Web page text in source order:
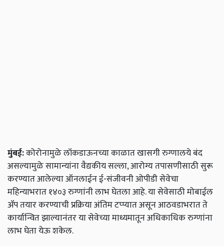
मुंबई:कोरोनामुळे लॉकडाऊनच्या काळात खासगी रुग्णालये बंद
असल्यामुळे सामान्यांना वैद्यकीय सल्ला, आरोग्य तपासणीसाठी सुरू
करण्यात आलेल्या ऑनलाईन ई-संजीवनी ओपीडी सेवेचा
महिन्याभरात १४०३ रुग्णांनी लाभ घेतला आहे. या सेवेसाठी मोबाईल
ॲप तयार करण्याची प्रक्रिया अंतिम टप्प्यात असून आठवडाभरात ते
कार्यान्वित झाल्यानंतर या सेवेच्या माध्यमातून अधिकाधिक रुग्णांना
लाभ घेता येऊ शकेल.